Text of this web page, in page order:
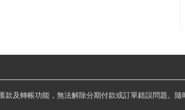
款及轉帳功能，無法解除分期付款或訂單錯誤問題。隨